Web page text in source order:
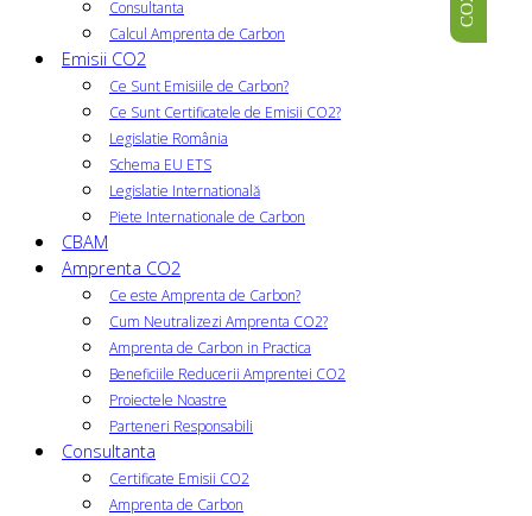
Consultanta
Calcul Amprenta de Carbon
Emisii CO2
Ce Sunt Emisiile de Carbon?
Ce Sunt Certificatele de Emisii CO2?
Legislatie România
Schema EU ETS
Legislatie Internatională
Piete Internationale de Carbon
CBAM
Amprenta CO2
Ce este Amprenta de Carbon?
Cum Neutralizezi Amprenta CO2?
Amprenta de Carbon in Practica
Beneficiile Reducerii Amprentei CO2
Proiectele Noastre
Parteneri Responsabili
Consultanta
Certificate Emisii CO2
Amprenta de Carbon